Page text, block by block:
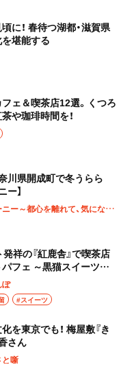
に！ 春待つ湖都・滋賀県
堪能する
ェ＆喫茶店12選。くつろ
や珈琲時間を！
川県開成町で冬うらら
ー】
連載：徒然リトルジャーニー～都心を離れて、気になる土地へ
発祥の『紅鹿舎』で喫茶店
フェ ～黒猫スイーツ散
～
ぽ
#スイーツ
を東京でも！ 梅屋敷『き
さん
と噺